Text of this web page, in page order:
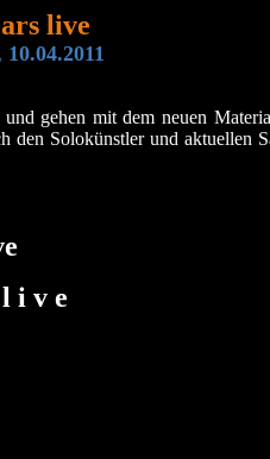
live
gehen mit dem neuen
den Solokünstler und aktuellen
i v e